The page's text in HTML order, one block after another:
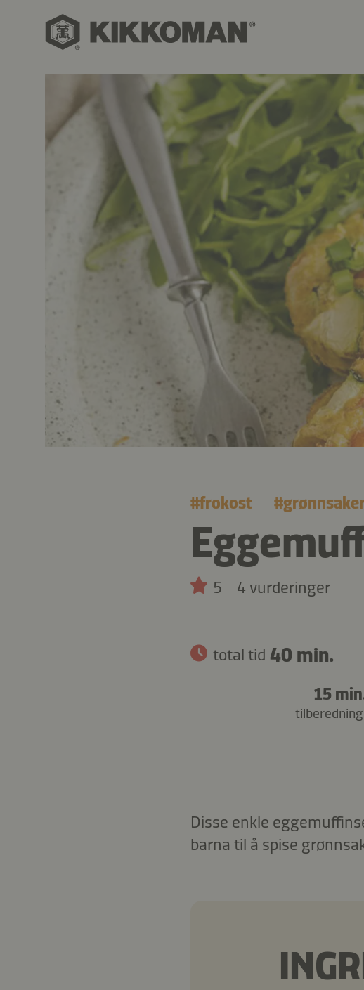
#frokost #
5 4 vurderinger
total tid 40 min.
15
Disse enkle
barna til å spise